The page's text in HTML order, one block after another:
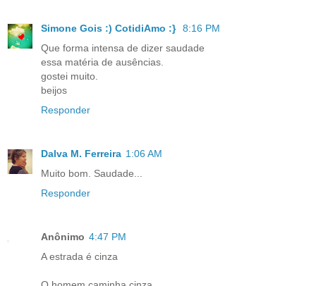
Simone Gois :) CotidiAmo :} 8:16 PM
Que forma intensa de dizer saudade
essa matéria de ausências.
gostei muito.
beijos
Responder
Dalva M. Ferreira 1:06 AM
Muito bom. Saudade...
Responder
Anônimo 4:47 PM
A estrada é cinza